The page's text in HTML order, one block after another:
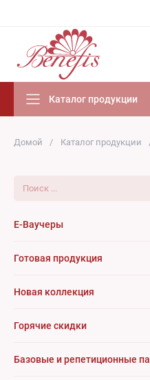
Каталог продукции
Домой Каталог продукции
E-Ваучеры
Готовая продукция
Новая коллекция
Горячие скидки
Базовые и репетиционные